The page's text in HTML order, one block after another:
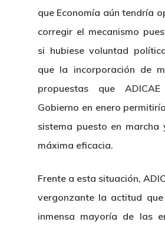
que Economía aún tendría
corregir el mecanismo
si hubiese voluntad
que la incorporación de
propuestas que
Gobierno en enero
sistema puesto en marcha
máxima eficacia.
Frente a esta situación,
vergonzante la actitud
inmensa mayoría de las